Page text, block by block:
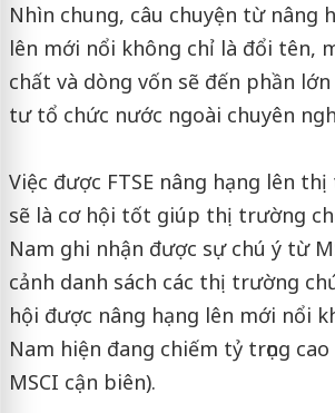
Nhìn chung, câu chuyện từ nâng
lên mới nổi không chỉ là đổi tên,
chất và dòng vốn sẽ đến phần
tư tổ chức nước ngoài chuyên
Việc được FTSE nâng hạng lên
sẽ là cơ hội tốt giúp thị trường
Nam ghi nhận được sự chú ý từ
cảnh danh sách các thị trường
hội được nâng hạng lên mới nổi
Nam hiện đang chiếm tỷ trọng
MSCI cận biên).